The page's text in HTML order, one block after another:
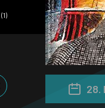
(1)
28.